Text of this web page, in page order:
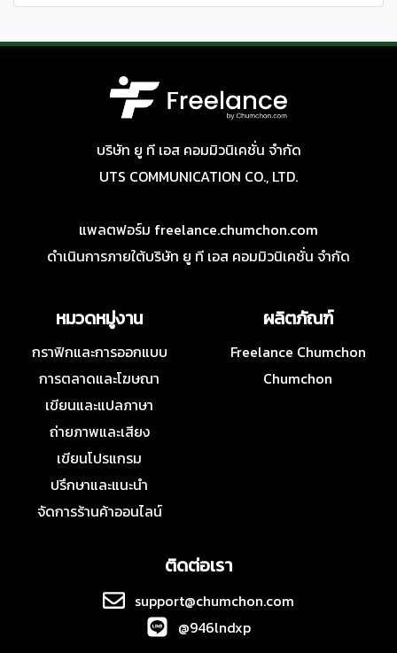
บริษัท ยู ที เอส คอมมิวนิเคชั่น จำกัด
UTS COMMUNICATION CO., LTD.
แพลตฟอร์ม freelance.chumchon.com
ดำเนินการภายใต้บริษัท ยู ที เอส คอมมิวนิเคชั่น จำกัด
หมวดหมู่งาน
กราฟิกและการออกแบบ
การตลาดและโฆษณา
เขียนและแปลภาษา
ถ่ายภาพและเสียง
เขียนโปรแกรม
ปรึกษาและแนะนำ
จัดการร้านค้าออนไลน์
ผลิตภัณฑ์
Freelance Chumchon
Chumchon
ติดต่อเรา
support@chumchon.com
@946lndxp